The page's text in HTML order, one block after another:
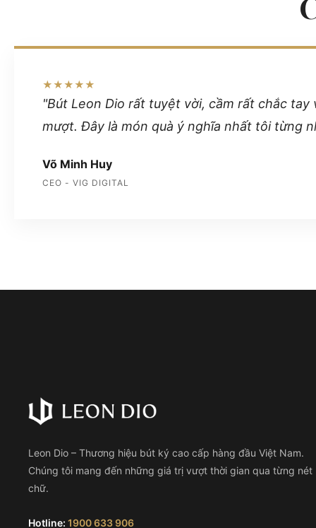
★★★★★
"Bút Leon Dio rất tuyệt vời, cầm rất chắc tay
mượt. Đây là món quà ý nghĩa nhất tôi từng
Võ Minh Huy
CEO - VIG DIGITAL
Leon Dio – Thương hiệu bút ký cao cấp hàng đầu Việt Nam.
Chúng tôi mang đến những giá trị vượt thời gian qua từng nét
chữ.
Hotline: 1900 633 906